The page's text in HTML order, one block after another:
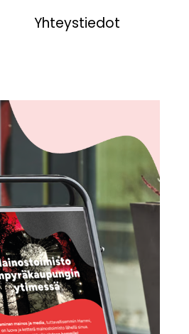
Yhteystiedot